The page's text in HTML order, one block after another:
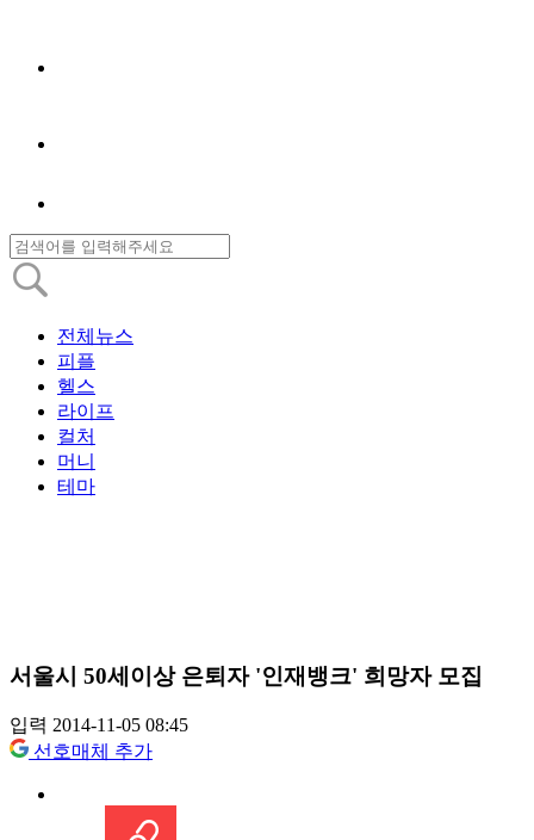
전체뉴스
피플
헬스
라이프
컬처
머니
테마
서울시 50세이상 은퇴자 '인재뱅크' 희망자 모집
입력 2014-11-05 08:45
선호매체 추가